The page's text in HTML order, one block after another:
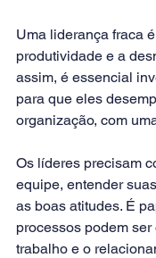
Uma liderança fraca
produtividade e a
assim, é essencial
para que eles
organização, com
Os líderes precisam
equipe, entender
as boas atitudes. É
processos podem
trabalho e o